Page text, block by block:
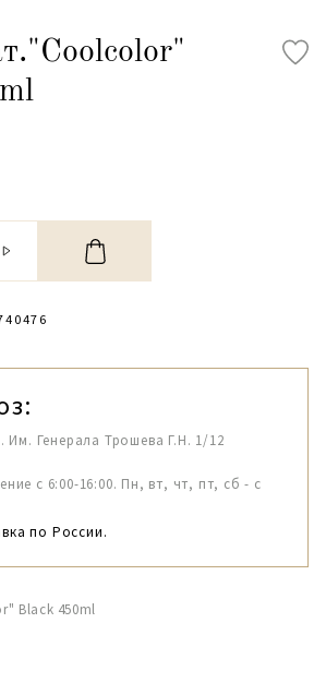
Им. Генерала Трошева Г.Н. 1/12
с 6:00-16:00. Пн, вт, чт, пт, сб - с
по России.
Black 450ml